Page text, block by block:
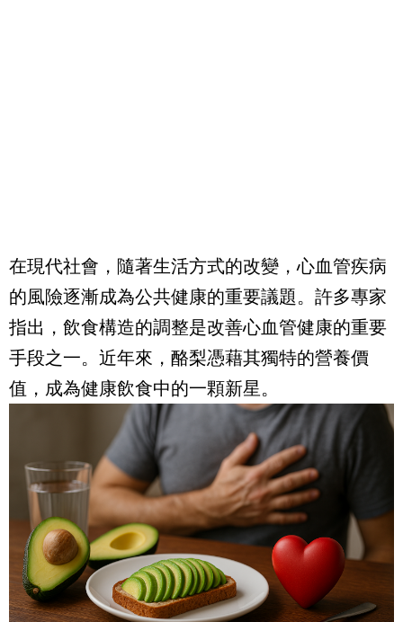
在現代社會，隨著生活方式的改變，心血管疾病
的風險逐漸成為公共健康的重要議題。許多專家
指出，飲食構造的調整是改善心血管健康的重要
手段之一。近年來，酪梨憑藉其獨特的營養價
值，成為健康飲食中的一顆新星。